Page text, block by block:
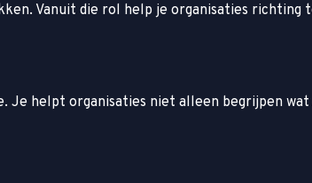
Vanuit die rol help je organisaties
helpt organisaties niet alleen begrijpen